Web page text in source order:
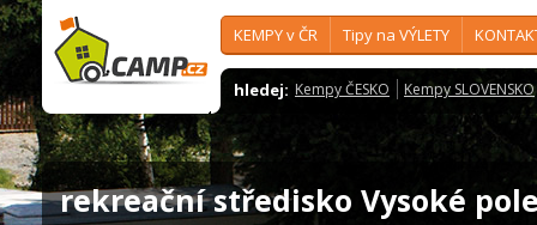
KEMPY v ČR Tipy na VÝLETY
hledej: Kempy ČESKO Kempy SLOVENSKO
rekreační středisko Vysoké